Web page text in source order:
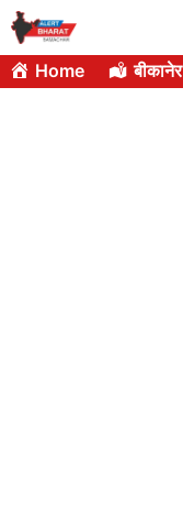
Skip
to
content
Home बीकानेर